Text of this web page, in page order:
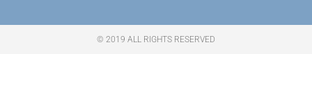
© 2019 ALL RIGHTS RESERVED​